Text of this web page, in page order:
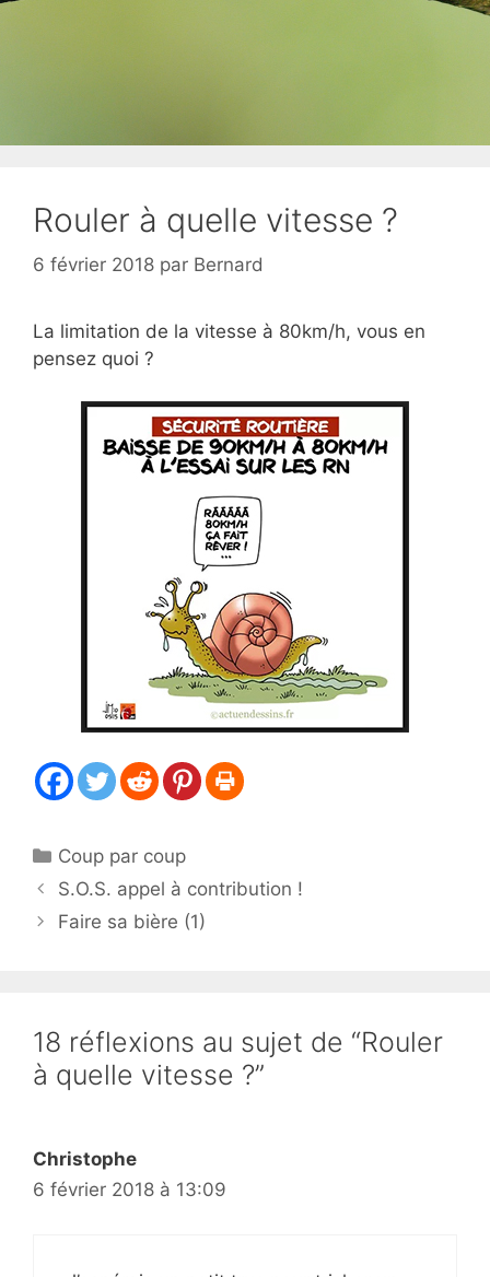
Rouler à quelle vitesse ?
6 février 2018 par Bernard
La limitation de la vitesse à 80km/h, vous en
pensez quoi ?
Catégories
Coup par coup
S.O.S. appel à contribution !
Faire sa bière (1)
18 réflexions au sujet de “Rouler
à quelle vitesse ?”
Christophe
6 février 2018 à 13:09